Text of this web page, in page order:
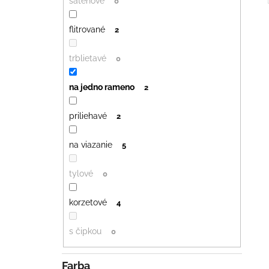
flitrované 2
trblietavé 0
na jedno rameno 2
priliehavé 2
na viazanie 5
tylové 0
korzetové 4
s čipkou 0
Farba